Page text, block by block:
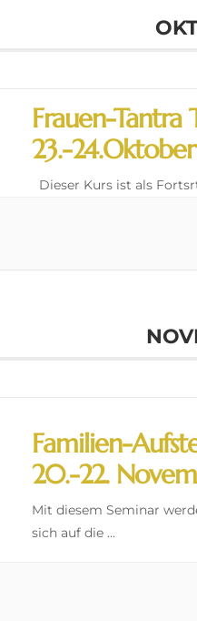
Frauen-Tantra
23.-24.Oktober
Dieser Kurs ist als
Familien-
20.-22.
Mit diesem Seminar
sich auf die ...